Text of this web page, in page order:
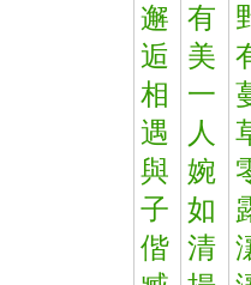
邂
逅
相
遇
與
子
偕
有
美
一
人
婉
如
清